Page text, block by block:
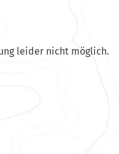
leider nicht möglich.